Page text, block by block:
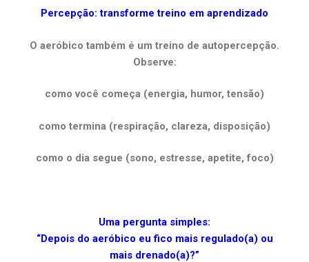
Percepção: transforme treino em aprendizado
O aeróbico também é um treino de autopercepção.
Observe:
como você começa (energia, humor, tensão)
como termina (respiração, clareza, disposição)
como o dia segue (sono, estresse, apetite, foco)
Uma pergunta simples:
“Depois do aeróbico eu fico mais regulado(a) ou
mais drenado(a)?”